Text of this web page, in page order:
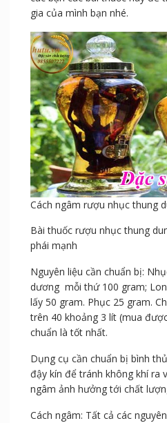
gia của mình bạn nhé.
Cách ngâm rượu nhục thung
Bài thuốc rượu nhục thung
phái mạnh
Nguyên liệu cần chuẩn bị:
dương mỗi thứ 100 gram;
lấy 50 gram. Phục 25 gram.
trên 40 khoảng 3 lít (mua
chuẩn là tốt nhất.
Dụng cụ cần chuẩn bị bình
đậy kín để tránh không khí ra
ngâm ảnh hưởng tới chất
Cách ngâm: Tất cả các